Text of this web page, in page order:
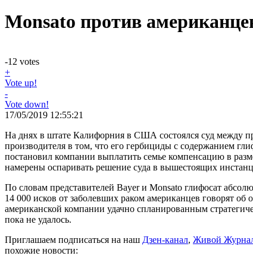
Monsato против
-12 votes
+
Vote up!
-
Vote down!
17/05/2019 12:55:21
На днях в штате Калифорния в США состоялся суд между
производителя в том, что его гербициды с содержанием
постановил компании выплатить семье компенсацию в
намерены оспаривать решение суда в вышестоящих
По словам представителей Bayer и Monsato глифосат
14 000 исков от заболевших раком американцев говорят
американской компании удачно спланированным
пока не удалось.
Приглашаем подписаться на наш Дзен-канал, Живой
похожие новости: